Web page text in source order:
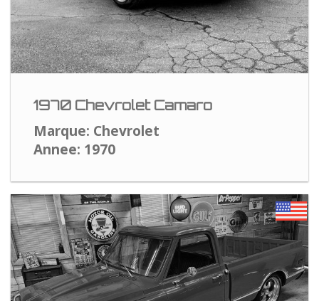
1970 Chevrolet Camaro
Marque: Chevrolet
Annee: 1970